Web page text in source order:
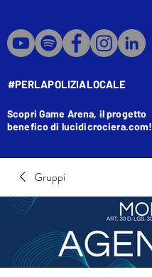
#PERLAPOLIZIALOCALE
Scopri Game Arena, il progetto
benefico di lucidicrociera.com!
Gruppi